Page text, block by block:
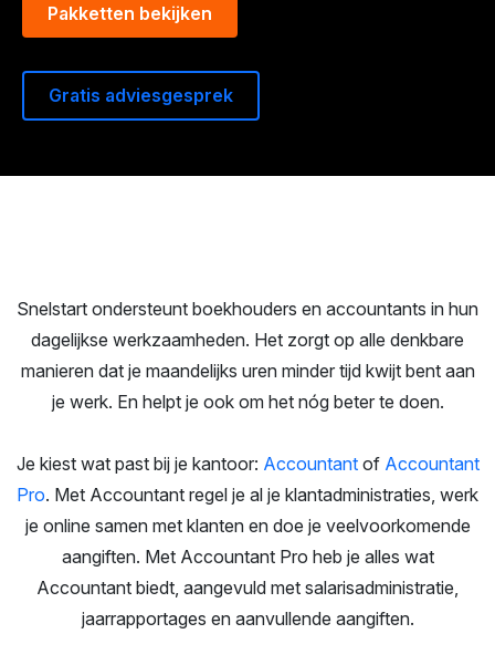
Pakketten bekijken
Gratis adviesgesprek
Snelstart ondersteunt boekhouders en accountants in hun
dagelijkse werkzaamheden. Het zorgt op alle denkbare
manieren dat je maandelijks uren minder tijd kwijt bent aan
je werk. Enhelpt je ook om het nóg beter te doen.
Je kiest wat past bij je kantoor: Accountantof Accountant
Pro. Met Accountant regel je al je klantadministraties, werk
je online samen met klanten en doe je veelvoorkomende
aangiften. Met Accountant Pro heb je alles wat
Accountant biedt, aangevuld met salarisadministratie,
jaarrapportages en aanvullende aangiften.